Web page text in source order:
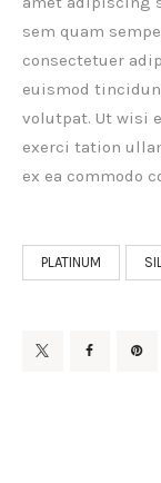
sem quam
consectetuer
euismod
volutpat. Ut wisi
exerci tation
ex ea commodo
PLATINUM